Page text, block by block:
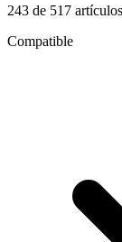
243 de 517
Compatible